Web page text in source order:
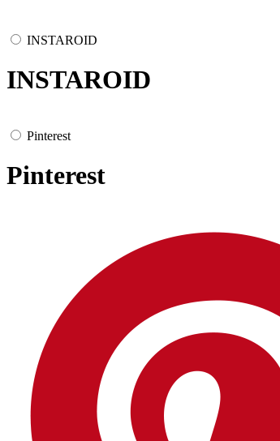
INSTAROID
INSTAROID
Pinterest
Pinterest